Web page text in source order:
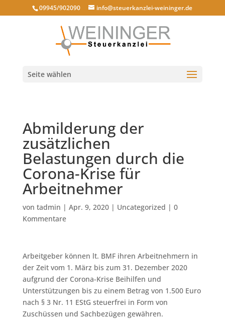
09945/902090 info@steuerkanzlei-weininger.de
Seite wählen
Abmilderung der
zusätzlichen
Belastungen durch die
Corona-Krise für
Arbeitnehmer
von tadmin | Apr. 9, 2020| Uncategorized | 0
Kommentare
Arbeitgeber können lt. BMF ihren Arbeitnehmern in
der Zeit vom 1. März bis zum 31. Dezember 2020
aufgrund der Corona-Krise Beihilfen und
Unterstützungen bis zu einem Betrag von 1.500 Euro
nach § 3 Nr. 11 EStG steuerfrei in Form von
Zuschüssen und Sachbezügen gewähren.